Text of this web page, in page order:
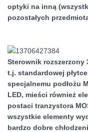
optyki na inną
pozostałych
Sterownik rozszerzony
t.j. standardowej
specjalnemu podłożu
LED, mieści również
postaci tranzystora
wszystkie elementy
bardzo dobre